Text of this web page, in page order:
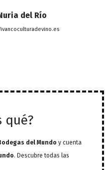
del Río
qué?
del Mundo y cuenta
. Descubre todas las